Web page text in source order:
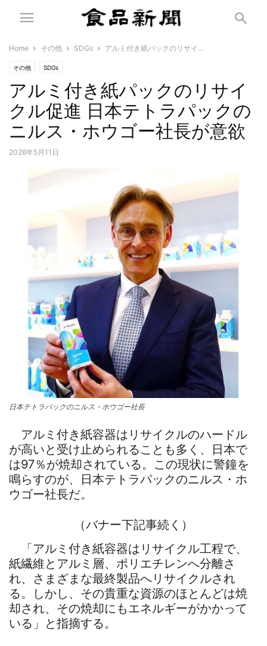
Home その他 SDGs アルミ付き紙パックのリサイ...
その他 SDGs
アルミ付き紙パックのリサイ
クル促進 日本テトラパックの
ニルス・ホウゴー社長が意欲
2026年5月11日
日本テトラパックのニルス・ホウゴー社長
アルミ付き紙容器はリサイクルのハードル
が高いと受け止められることも多く、日本で
は97％が焼却されている。この現状に警鐘を
鳴らすのが、日本テトラパックのニルス・ホ
ウゴー社長だ。
（バナー下記事続く）
「アルミ付き紙容器はリサイクル工程で、
紙繊維とアルミ層、ポリエチレンへ分離さ
れ、さまざまな最終製品へリサイクルされ
る。しかし、その貴重な資源のほとんどは焼
却され、その焼却にもエネルギーがかかって
いる」と指摘する。